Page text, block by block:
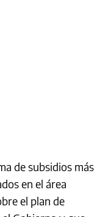
de subsidios más
en el área
el plan de